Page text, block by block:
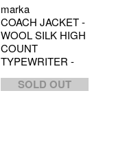
marka
COACH JACKET -
WOOL SILK HIGH
COUNT
TYPEWRITER -
SOLD OUT